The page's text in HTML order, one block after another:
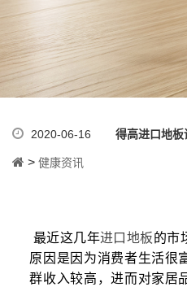
2020-06-16 得高进口地
> 健康资讯
最近这几年进口地板的市
原因是因为消费者生活很
群收入较高，进而对家居